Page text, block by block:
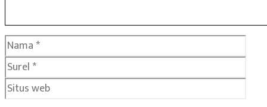
Nama
Surel
Situs
web